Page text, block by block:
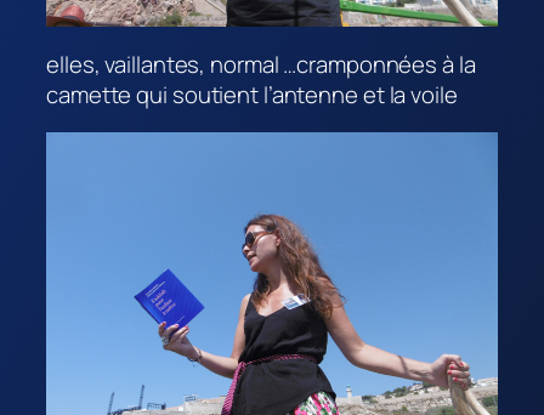
elles, vaillantes, normal …cramponnées à la
camette qui soutient l’antenne et la voile